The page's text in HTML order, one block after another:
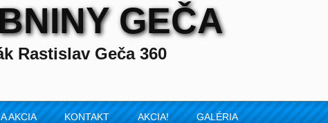
GEČA
Rastislav Geča 360
AKCIA KONTAKT AKCIA! GALÉRIA